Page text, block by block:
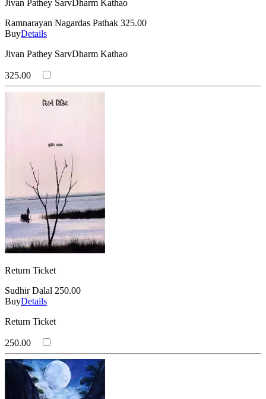
Jivan Pathey SarvDharm Kathao
Ramnarayan Nagardas Pathak 325.00
BuyDetails
Jivan Pathey SarvDharm Kathao
325.00
Return Ticket
Sudhir Dalal 250.00
BuyDetails
Return Ticket
250.00